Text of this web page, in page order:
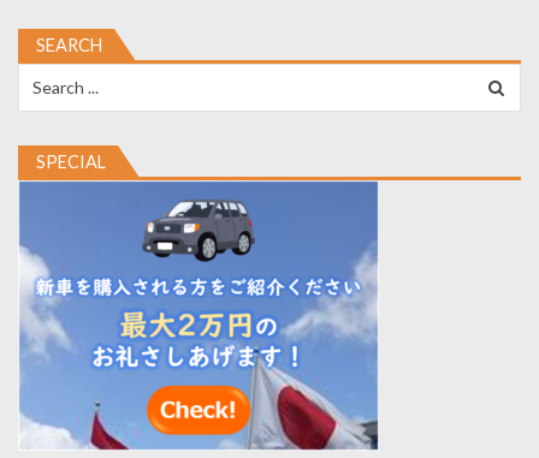
SEARCH
for:
SPECIAL